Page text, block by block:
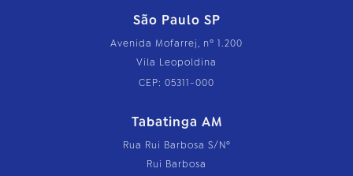
São Paulo SP
Avenida Mofarrej, nº 1.200
Vila Leopoldina
CEP: 05311-000
Tabatinga AM
Rua Rui Barbosa S/Nº
Rui Barbosa